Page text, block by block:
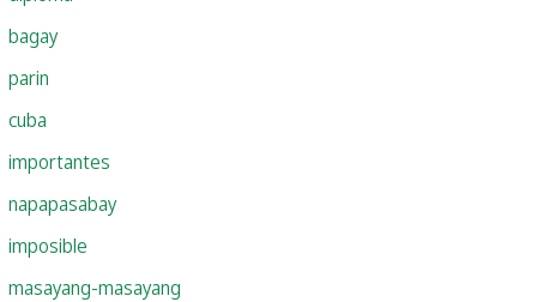
bagay
parin
cuba
importantes
napapasabay
imposible
masayang-masayang